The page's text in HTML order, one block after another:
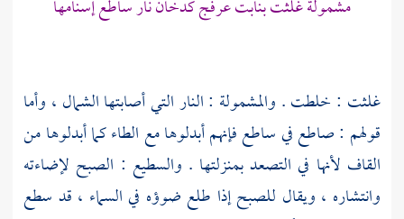
مشمولة غلثت بنابت عرفج كدخان نار ساطع إسنامها
غلثت : خلطت . والمشمولة : النار التي أصابتها الشمال ، وأما
قولهم : صاطع في ساطع فإنهم أبدلوها مع الطاء كما أبدلوها من
القاف لأنها في التصعد بمنزلتها . والسطيع : الصبح لإضاءته
وانتشاره ، ويقال للصبح إذا طلع ضوؤه في السماء ، قد سطع